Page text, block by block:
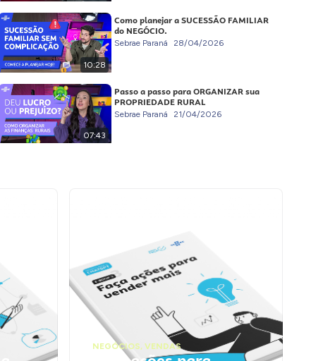
10:28
Como planejar a SUCESSÃO FAMILIAR
do NEGÓCIO.
Sebrae Paraná 28/04/2026
07:43
Passo a passo para ORGANIZAR sua
PROPRIEDADE RURAL
Sebrae Paraná 21/04/2026
NEGÓCIOS, VENDAS